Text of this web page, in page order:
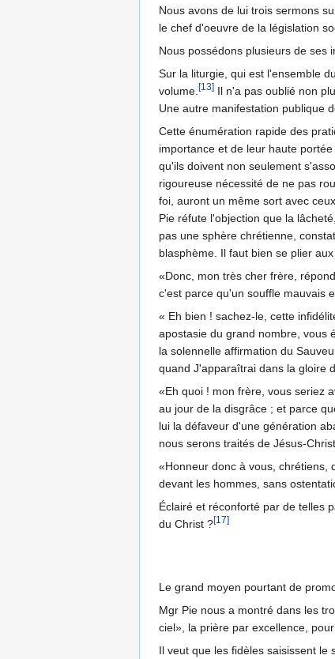
Nous avons de lui trois sermons
le chef d'oeuvre de la législation
Nous possédons plusieurs de ses
Sur la liturgie, qui est l'ensemble
volume. [13] Il n'a pas oublié non
Une autre manifestation publique
Cette énumération rapide des
importance et de leur haute
qu'ils doivent non seulement
rigoureuse nécessité de ne pas
foi, auront un même sort avec
Pie réfute l'objection que la
pas une sphère chrétienne,
blasphème. Il faut bien se plier
«Donc, mon très cher frère,
c'est parce qu'un souffle mauvais
« Eh bien ! sachez-le, cette
apostasie du grand nombre, vous
la solennelle affirmation du
quand J'apparaîtrai dans la gloire
«Eh quoi ! mon frère, vous seriez
au jour de la disgrâce ; et parce
lui la défaveur d'une génération
nous serons traités de Jésus-
«Honneur donc à vous, chrétiens,
devant les hommes, sans
Éclairé et réconforté par de telles
du Christ ?[17]
Le grand moyen pourtant de
Mgr Pie nous a montré dans les
ciel», la prière par excellence,
Il veut que les fidèles saisissent